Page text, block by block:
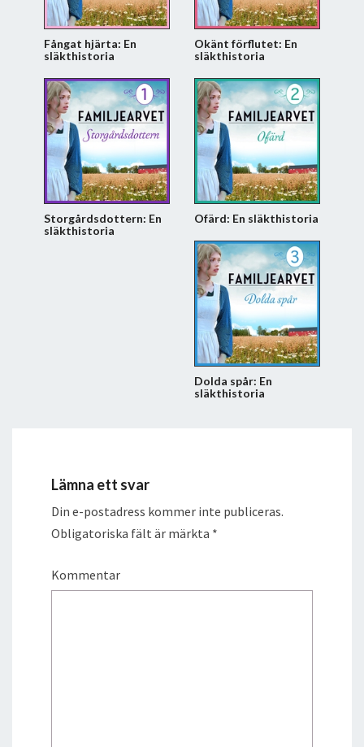
Fångat hjärta: En
släkthistoria
Okänt förflutet: En
släkthistoria
Storgårdsdottern: En
släkthistoria
Ofärd: En släkthistoria
Dolda spår: En
släkthistoria
Lämna ett svar
Din e-postadress kommer inte publiceras.
Obligatoriska fält är märkta *
Kommentar